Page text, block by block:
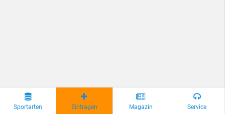
Sportarten Eintragen Magazin Service